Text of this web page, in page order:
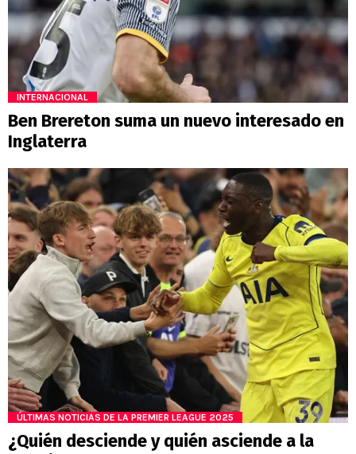
INTERNACIONAL
Ben Brereton suma un nuevo interesado en
Inglaterra
ÚLTIMAS NOTICIAS DE LA PREMIER LEAGUE 2025
¿Quién desciende y quién asciende a la